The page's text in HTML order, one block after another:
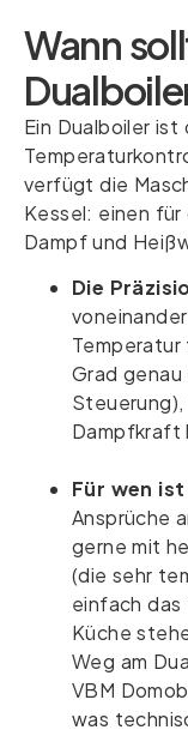
Wann
Ein Dualboiler ist
verfügt die
Kessel: einen
Dampf und
Die
Grad
Dampfkraft
Für wen
Ansprüche
gerne mit
(die sehr
einfach das
Küche
Weg am
VBM
was